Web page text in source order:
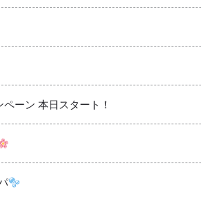
ーン 本日スタート！